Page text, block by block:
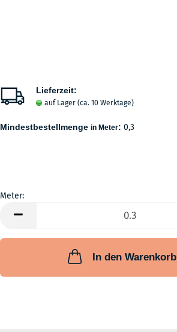
Lieferzeit:
auf Lager (ca. 10 Werktage)
Mindestbestellmenge in Meter: 0,3
Meter:
In den Warenkorb